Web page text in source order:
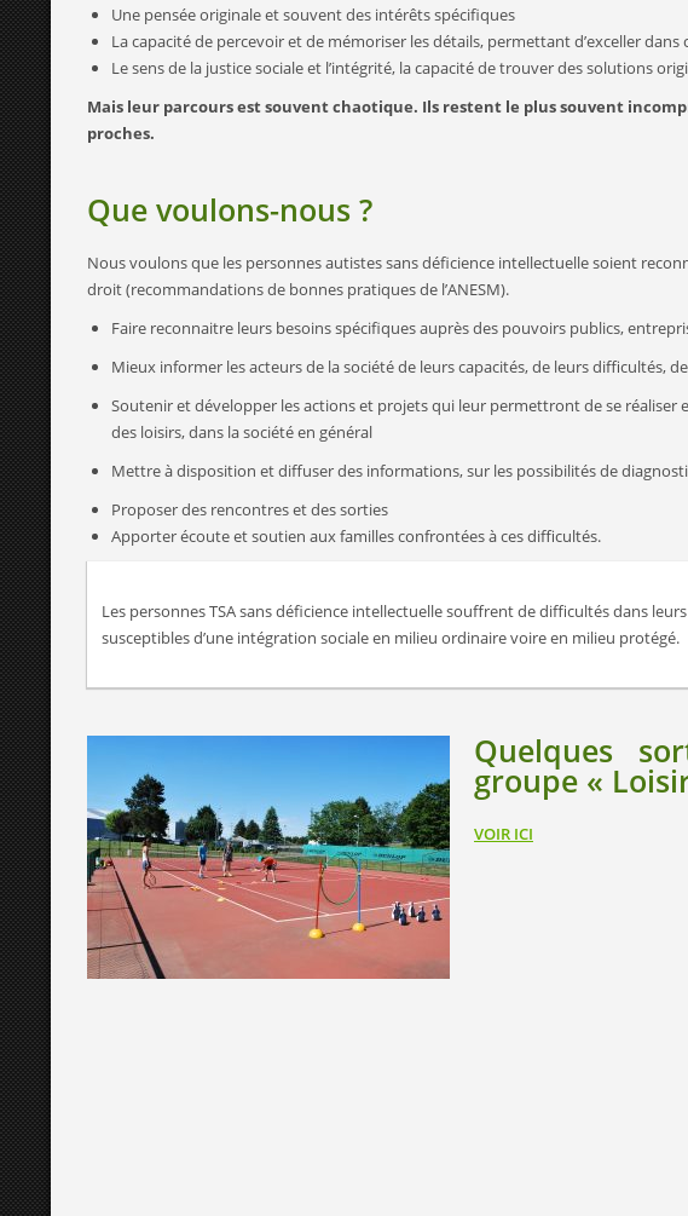
Une pensée originale et souvent des intérêts spécifiques
La capacité de percevoir et de mémoriser les détails, permettant d’exceller dans
Le sens de la justice sociale et l’intégrité, la capacité de trouver des solutions
Mais leur parcours est souvent chaotique. Ils restent le plus souvent
proches.
Que voulons-nous ?
Nous voulons que les personnes autistes sans déficience intellectuelle soient
droit (recommandations de bonnes pratiques de l’ANESM).
Faire reconnaitre leurs besoins spécifiques auprès des pouvoirs publics,
Mieux informer les acteurs de la société de leurs capacités, de leurs difficultés,
Soutenir et développer les actions et projets qui leur permettront de se réaliser
des loisirs, dans la société en général
Mettre à disposition et diffuser des informations, sur les possibilités de
Proposer des rencontres et des sorties
Apporter écoute et soutien aux familles confrontées à ces difficultés.
Les personnes TSA sans déficience intellectuelle souffrent de difficultés dans
susceptibles d’une intégration sociale en milieu ordinaire voire en milieu protégé.
Quelques
groupe «
VOIR ICI